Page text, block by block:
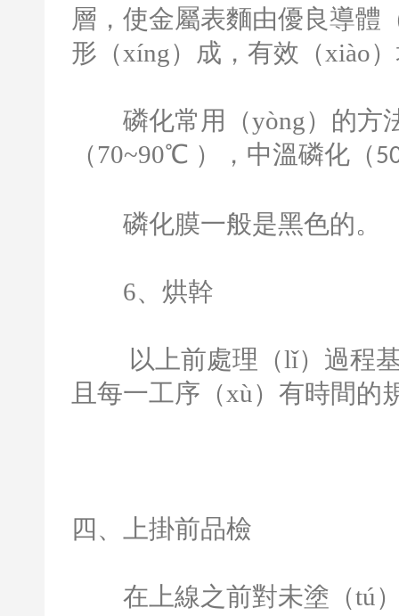
層，使金屬表麵由優良導體
形（xíng）成，有效（xiào
磷化常用（yòng）的方法
（70~90℃ ），中溫磷化（
磷化膜一般是黑色的。
6、烘幹
以上前處理（lǐ）過程
且每一工序（xù）有時間的
四、上掛前品檢
在上線之前對未塗（tú）